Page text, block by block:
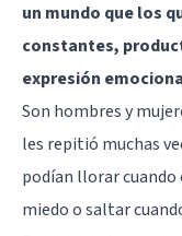
un mundo que los
constantes,
expresión
Son hombres y
les repitió muchas
podían llorar
miedo o saltar